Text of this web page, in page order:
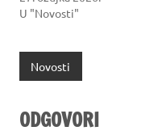
U "Novosti"
Novosti
ODGOVORI